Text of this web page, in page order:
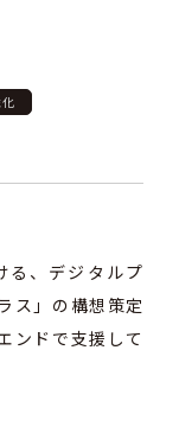
る、デジタルプ
ス」の構想策定
ンドで支援して